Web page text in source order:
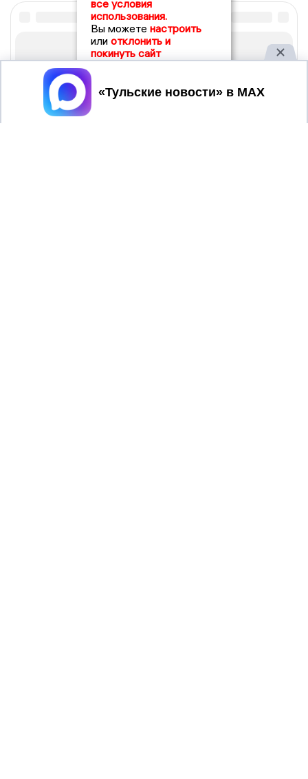
все условия
использования.
Вы можете настроить
или отклонить и
покинуть сайт
Принять